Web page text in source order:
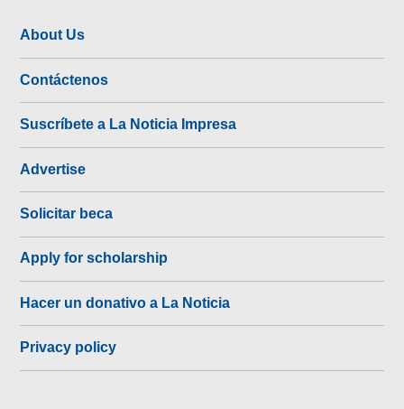
About Us
Contáctenos
Suscríbete a La Noticia Impresa
Advertise
Solicitar beca
Apply for scholarship
Hacer un donativo a La Noticia
Privacy policy